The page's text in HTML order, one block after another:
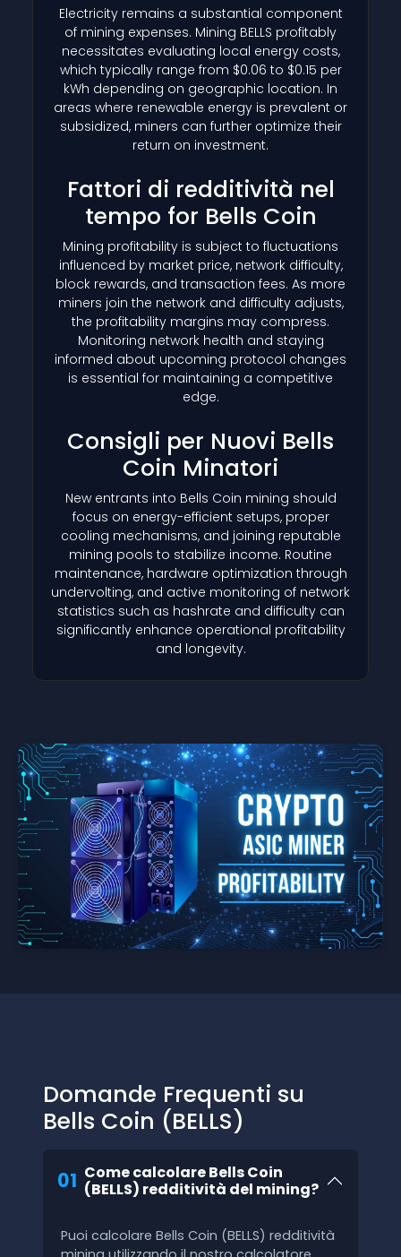
Electricity remains a substantial component
of mining expenses. Mining BELLS profitably
necessitates evaluating local energy costs,
which typically range from $0.06 to $0.15 per
kWh depending on geographic location. In
areas where renewable energy is prevalent or
subsidized, miners can further optimize their
return on investment.
Fattori di redditività nel
tempo for Bells Coin
Mining profitability is subject to fluctuations
influenced by market price, network difficulty,
block rewards, and transaction fees. As more
miners join the network and difficulty adjusts,
the profitability margins may compress.
Monitoring network health and staying
informed about upcoming protocol changes
is essential for maintaining a competitive
edge.
Consigli per Nuovi Bells
Coin Minatori
New entrants into Bells Coin mining should
focus on energy-efficient setups, proper
cooling mechanisms, and joining reputable
mining pools to stabilize income. Routine
maintenance, hardware optimization through
undervolting, and active monitoring of network
statistics such as hashrate and difficulty can
significantly enhance operational profitability
and longevity.
Domande Frequenti su
Bells Coin (BELLS)
01 Come calcolare Bells Coin
(BELLS) redditività del mining?
Puoi calcolare Bells Coin (BELLS) redditività